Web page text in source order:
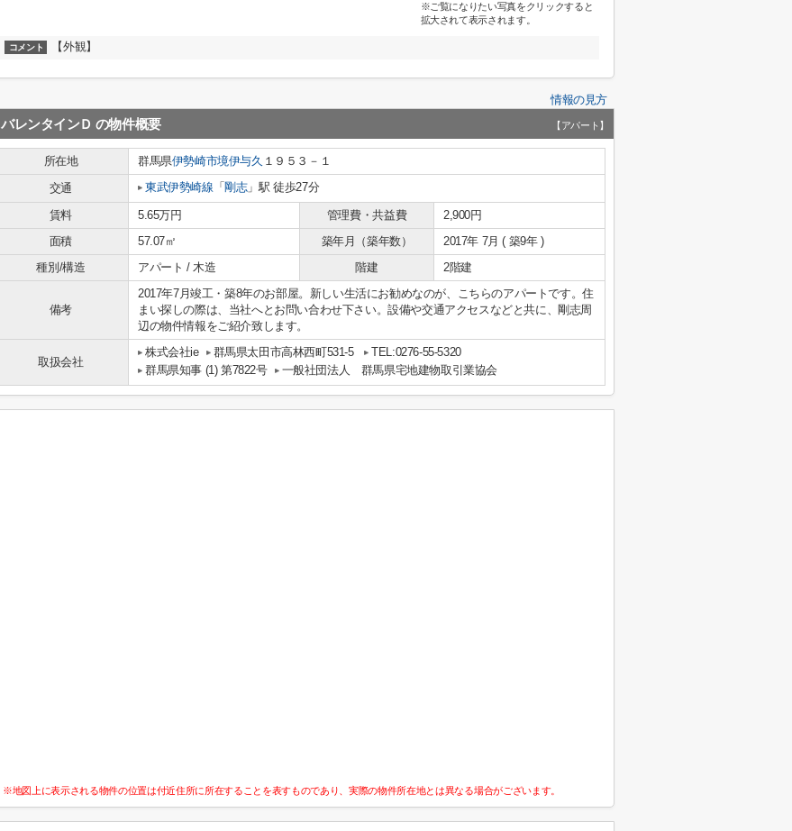
※ご覧になりたい写真をクリックすると
拡大されて表示されます。
コメント 【外観】
情報の見方
バレンタインＤ の物件概要 【アパート】
所在地 群馬県伊勢崎市境伊与久 １９５３－１
交通
東武伊勢崎線 「 剛志」駅 徒歩27分
賃料 5.65万円 管理費・共益費
2,900円
面積
57.07㎡ 築年月（築年数）
2017年 7月 ( 築9年 )
種別/構造
アパート / 木造 階建 2階建
備考
2017年7月竣工・築8年のお部屋。新しい生活にお勧めなのが、こちらのアパートです。住
まい探しの際は、当社へとお問い合わせ下さい。設備や交通アクセスなどと共に、剛志周
辺の物件情報をご紹介致します。
取扱会社
株式会社ie 群馬県太田市高林西町531-5
TEL:0276-55-5320
群馬県知事 (1) 第7822号
一般社団法人 群馬県宅地建物取引業協会
※地図上に表示される物件の位置は付近住所に所在することを表すものであり、実際の物件所在地とは異なる場合がございます。